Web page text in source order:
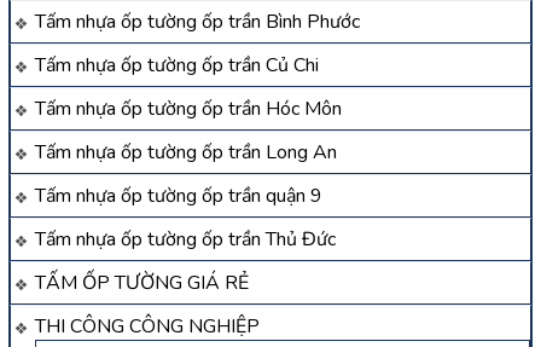
Tấm nhựa ốp tường ốp trần Bình Phước
Tấm nhựa ốp tường ốp trần Củ Chi
Tấm nhựa ốp tường ốp trần Hóc Môn
Tấm nhựa ốp tường ốp trần Long An
Tấm nhựa ốp tường ốp trần quận 9
Tấm nhựa ốp tường ốp trần Thủ Đức
TẤM ỐP TƯỜNG GIÁ RẺ
THI CÔNG CÔNG NGHIỆP